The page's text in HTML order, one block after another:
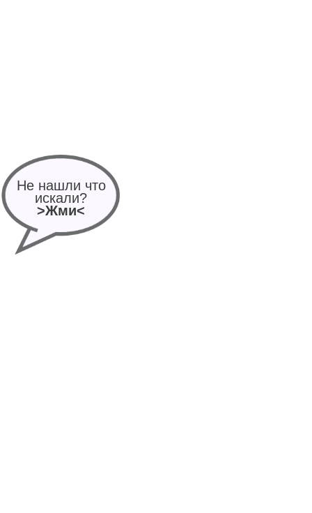
Не нашли что
искали?
>Жми<